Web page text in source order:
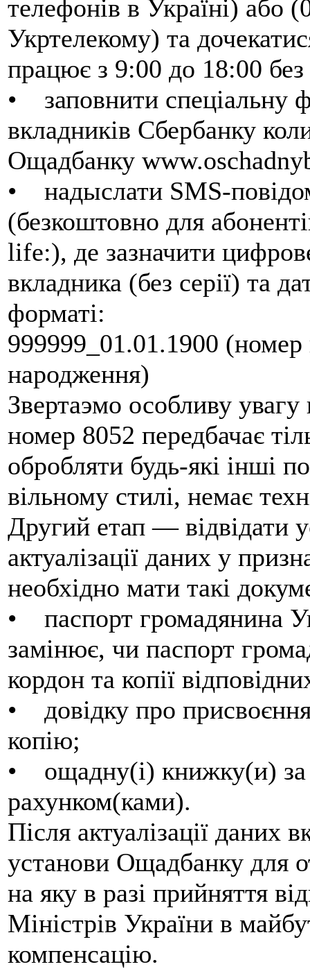
телефонів в Україні) або
Укртелекому) та
працює з 9:00 до 18:00 без
• заповнити спеціальну
вкладників Сбербанку
Ощадбанку
• надыслати SMS-
(безкоштовно для
life:), де зазначити
вкладника (без серії) та
форматі:
999999_01.01.1900
народження)
Звертаэмо особливу
номер 8052 передбачає
обробляти будь-які інші
вільному стилі, немає
Другий етап — відвідати
актуалізації даних у
необхідно мати такі
• паспорт громадянина
замінює, чи паспорт
кордон та копії
• довідку про присвоєння
копію;
• ощадну(і) книжку(и) за
рахунком(ками).
Після актуалізації даних
установи Ощадбанку для
на яку в разі прийняття
Міністрів України в
компенсацію.